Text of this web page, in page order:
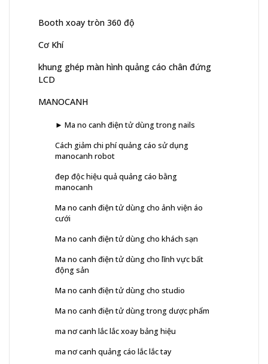
Booth xoay tròn 360 độ
Cơ Khí
khung ghép màn hình quảng cáo chân đứng
LCD
MANOCANH
► Ma no canh điện tử dùng trong nails
Cách giảm chi phí quảng cáo sử dụng
manocanh robot
đep độc hiệu quả quảng cáo bằng
manocanh
Ma no canh điện tử dùng cho ảnh viện áo
cưới
Ma no canh điện tử dùng cho khách sạn
Ma no canh điện tử dùng cho lĩnh vực bất
động sản
Ma no canh điện tử dùng cho studio
Ma no canh điện tử dùng trong dược phẩm
ma nơ canh lắc lắc xoay bảng hiệu
ma nơ canh quảng cáo lắc lắc tay